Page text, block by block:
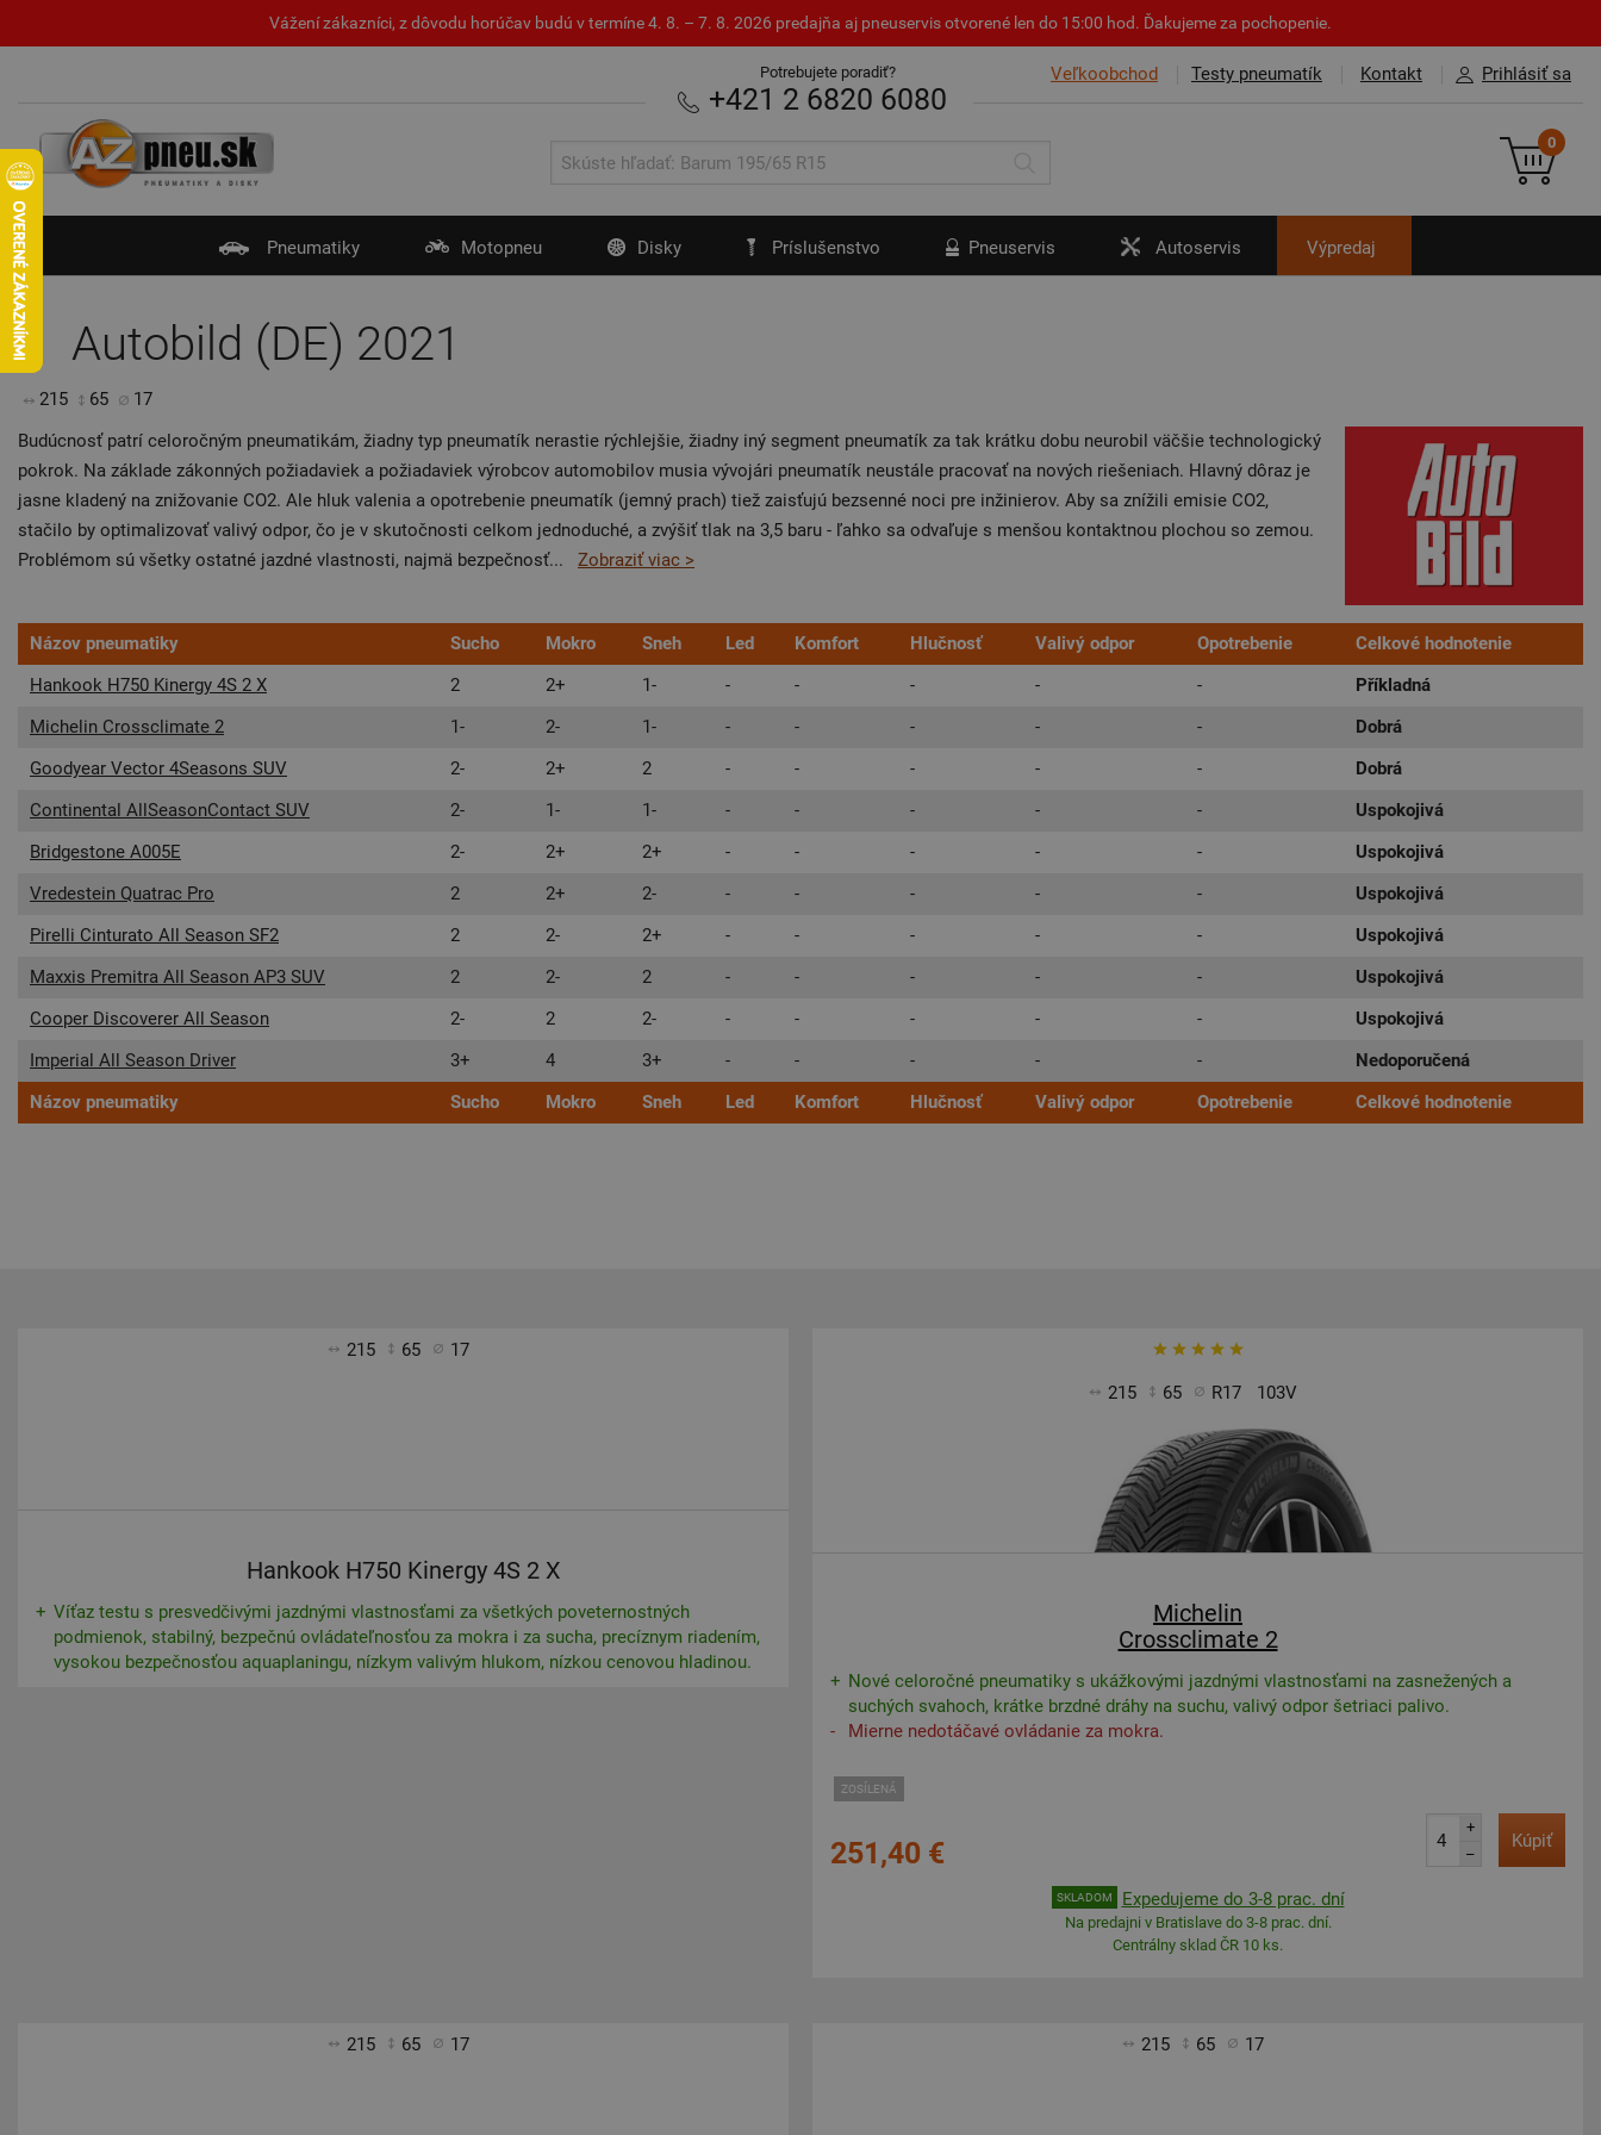
Vážení zákazníci, z dôvodu horúčav budú v termíne 4. 8. – 7. 8. 2026 predajňa aj pneuservis otvorené len do 15:00 hod. Ďakujeme za pochopenie.
Veľkoobchod Testy pneumatík Kontakt Prihlásiť sa
Potrebujete poradiť?
+421 2 6820 6080
0
Pneumatiky Motopneu Disky Príslušenstvo Pneuservis Autoservis Výpredaj
Autobild (DE) 2021
215 65
17
Budúcnosť patrí celoročným pneumatikám, žiadny typ pneumatík nerastie rýchlejšie, žiadny iný segment pneumatík za tak krátku dobu neurobil väčšie technologický
pokrok. Na základe zákonných požiadaviek a požiadaviek výrobcov automobilov musia vývojári pneumatík neustále pracovať na nových riešeniach. Hlavný dôraz je
jasne kladený na znižovanie CO2. Ale hluk valenia a opotrebenie pneumatík (jemný prach) tiež zaisťujú bezsenné noci pre inžinierov. Aby sa znížili emisie CO2,
stačilo by optimalizovať valivý odpor, čo je v skutočnosti celkom jednoduché, a zvýšiť tlak na 3,5 baru - ľahko sa odvaľuje s menšou kontaktnou plochou so zemou.
Problémom sú všetky ostatné jazdné vlastnosti, najmä bezpečnosť... Zobraziť viac >
Názov pneumatiky Sucho Mokro Sneh Led Komfort Hlučnosť Valivý odpor Opotrebenie
Celkové hodnotenie
Hankook H750 Kinergy 4S 2 X
2 2+ 1- - - - - -
Příkladná
Michelin Crossclimate 2
1- 2- 1- - - - - -
Dobrá
Goodyear Vector 4Seasons SUV
2- 2+ 2 - - - - -
Dobrá
Continental AllSeasonContact SUV
2- 1- 1- - - - - -
Uspokojivá
Bridgestone A005E
2- 2+ 2+ - - - - -
Uspokojivá
Vredestein Quatrac Pro
2 2+ 2- - - - - -
Uspokojivá
Pirelli Cinturato All Season SF2
2 2- 2+ - - - - -
Uspokojivá
Maxxis Premitra All Season AP3 SUV
2 2- 2 - - - - -
Uspokojivá
Cooper Discoverer All Season
2- 2 2- - - - - -
Uspokojivá
Imperial All Season Driver
3+ 4 3+ - - - - -
Nedoporučená
Názov pneumatiky
Sucho Mokro Sneh Led Komfort Hlučnosť Valivý odpor Opotrebenie Celkové hodnotenie
215 65 17
Hankook H750 Kinergy 4S 2 X
Víťaz testu s presvedčivými jazdnými vlastnosťami za všetkých poveternostných
podmienok, stabilný, bezpečnú ovládateľnosťou za mokra i za sucha, precíznym riadením,
vysokou bezpečnosťou aquaplaningu, nízkym valivým hlukom, nízkou cenovou hladinou.
215 65 R17 103V
Michelin
Crossclimate 2
Nové celoročné pneumatiky s ukážkovými jazdnými vlastnosťami na zasnežených a
suchých svahoch, krátke brzdné dráhy na suchu, valivý odpor šetriaci palivo.
Mierne nedotáčavé ovládanie za mokra.
ZOSÍLENÁ
251,40 €
+
–
Kúpiť
SKLADOM Expedujeme do 3-8 prac. dní
Na predajni v Bratislave do 3-8 prac. dní.
Centrálny sklad ČR 10 ks.
215 65 17 215 65 17